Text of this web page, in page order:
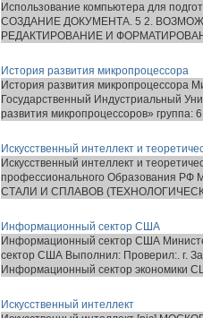
Использование компьютера для
СОЗДАНИЕ ДОКУМЕНТА. 5 2.
РЕДАКТИРОВАНИЕ И
История развития микропроцессора
История развития микропроцессора
Государственный Индустриальный
развития микропроцессоров» группа:
Искусственный интеллект и
Искусственный интеллект и
профессионального Образования
СТАЛИ И СПЛАВОВ
Информационный сектор США
Информационный сектор США
сектор США Выполнил: Проверил:. г.
Информационный сектор экономики
Искусственный интеллект